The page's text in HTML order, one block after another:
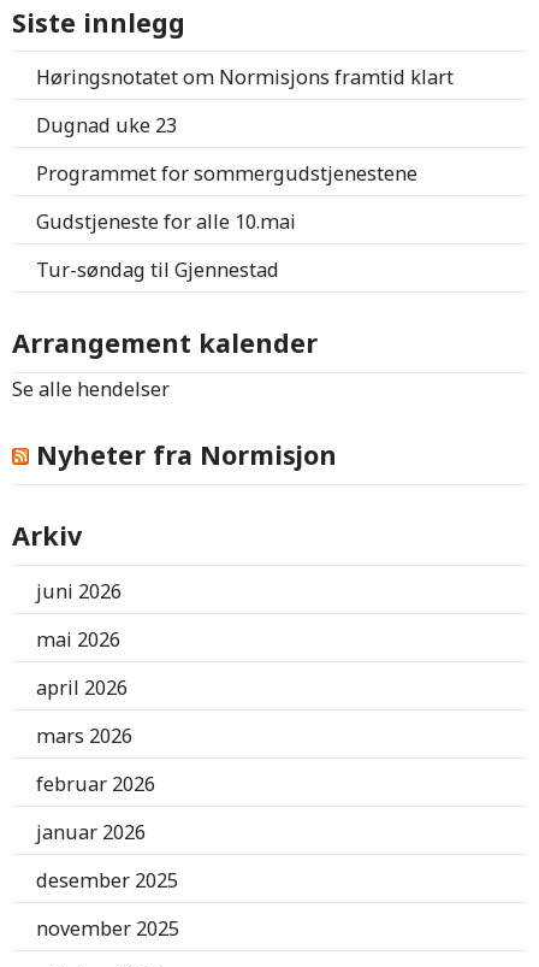
Siste innlegg
Høringsnotatet om Normisjons framtid klart
Dugnad uke 23
Programmet for sommergudstjenestene
Gudstjeneste for alle 10.mai
Tur-søndag til Gjennestad
Arrangement kalender
Se alle hendelser
Nyheter fra Normisjon
Arkiv
juni 2026
mai 2026
april 2026
mars 2026
februar 2026
januar 2026
desember 2025
november 2025